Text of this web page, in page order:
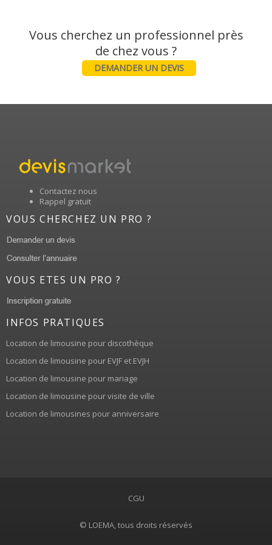
Vous cherchez un professionnel près
DEMANDER UN DEVIS
Contactez nous
Rappel gratuit
VOUS CHERCHEZ UN PRO ?
VOUS ETES UN PRO ?
INFOS PRATIQUES
Location de limousine pour discothèque
Location de limousine pour EVJF et EVJH
Location de limousine pour mariage
Location de limousine pour visite de ville
Location de limousines pour anniversaire
CGU
© LOEMA, tous droits réservés